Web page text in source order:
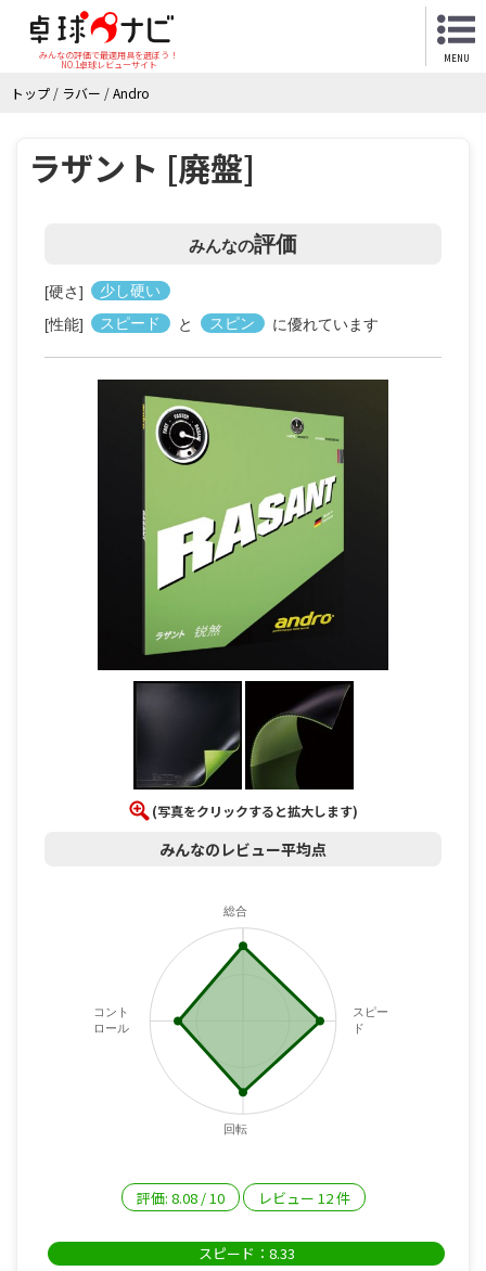
みんなの評価で最適用具を選ぼう！
NO.1卓球レビューサイト
MENU
トップ / ラバー /Andro
ラザント [廃盤]
みんなの評価
[硬さ]
少し硬い
[性能]
スピード と スピン に優れています
(写真をクリックすると拡大します)
みんなのレビュー平均点
総合
スピー
ド
回転
コント
ロール
評価: 8.08/ 10 レビュー 12件
スピード：8.33